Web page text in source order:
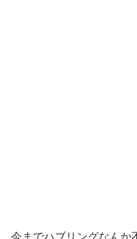
今までハブリングなんか